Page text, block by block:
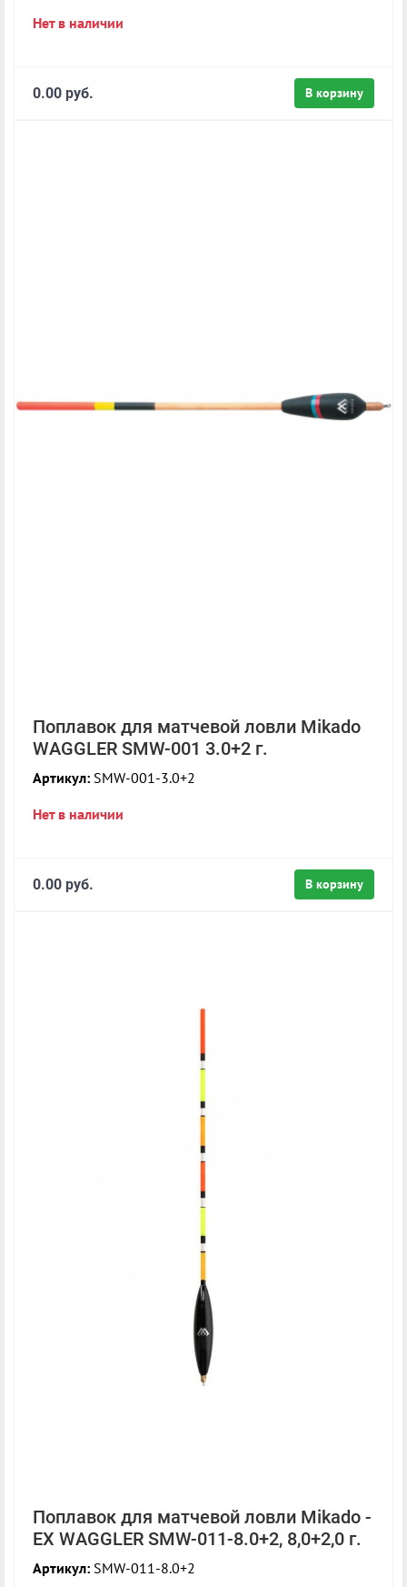
Нет в наличии
В корзину
0.00 руб.
Поплавок для матчевой ловли Mikado
WAGGLER SMW-001 3.0+2 г.
Артикул: SMW-001-3.0+2
Нет в наличии
В корзину
0.00 руб.
Поплавок для матчевой ловли Mikado -
EX WAGGLER SMW-011-8.0+2, 8,0+2,0 г.
Артикул: SMW-011-8.0+2